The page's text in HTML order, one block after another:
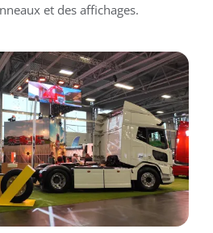
et des affichages.